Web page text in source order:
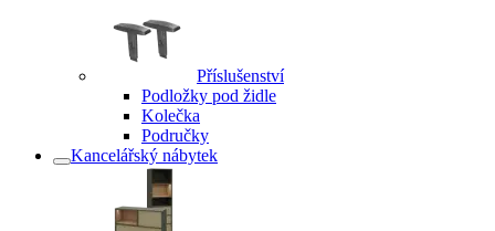
Příslušenství
Podložky pod židle
Kolečka
Područky
Kancelářský nábytek